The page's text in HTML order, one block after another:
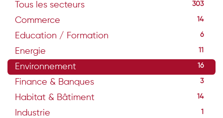
Tous les secteurs 303
Commerce 14
Education / Formation 6
Energie 11
Environnement 16
Finance & Banques 3
Habitat & Bâtiment 14
Industrie 1